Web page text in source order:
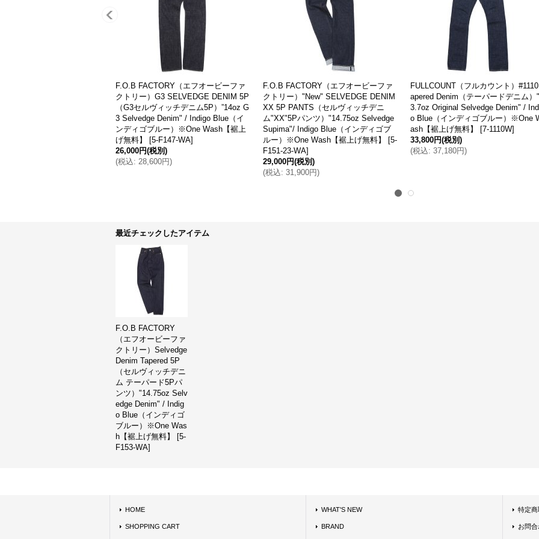
FULLCOUNT（フルカウント）#0105
Wide Denim（ワイドデニム）"13.7oz
Original Selvedge Denim" / Indigo Blue
（インディゴブルー）※One Wash
【裾上げ無料】 [ 7-0105W]
33,800円
(税別)
(税込: 37,180円
最近チェックしたアイテム
F.O.B FACTORY
（エフオービーファ
クトリー）Selvedge
Denim Tapered 5P
（セルヴィッチデニ
ム テーパード5Pパ
ンツ）"14.75oz Selv
edge Denim" / Indig
o Blue（インディゴ
ブルー）※One Was
h【裾上げ無料】
[5-
F153-WA]
HOME
SHOPPING CART
WHAT'S NEW
BRAND
特定
お問